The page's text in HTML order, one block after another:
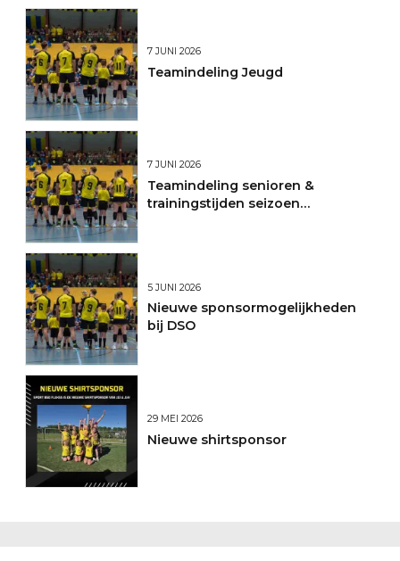
7 JUNI 2026
Teamindeling Jeugd
7 JUNI 2026
Teamindeling senioren &
trainingstijden seizoen
5 JUNI 2026
Nieuwe sponsormogelijkheden
bij DSO
29 MEI 2026
Nieuwe shirtsponsor